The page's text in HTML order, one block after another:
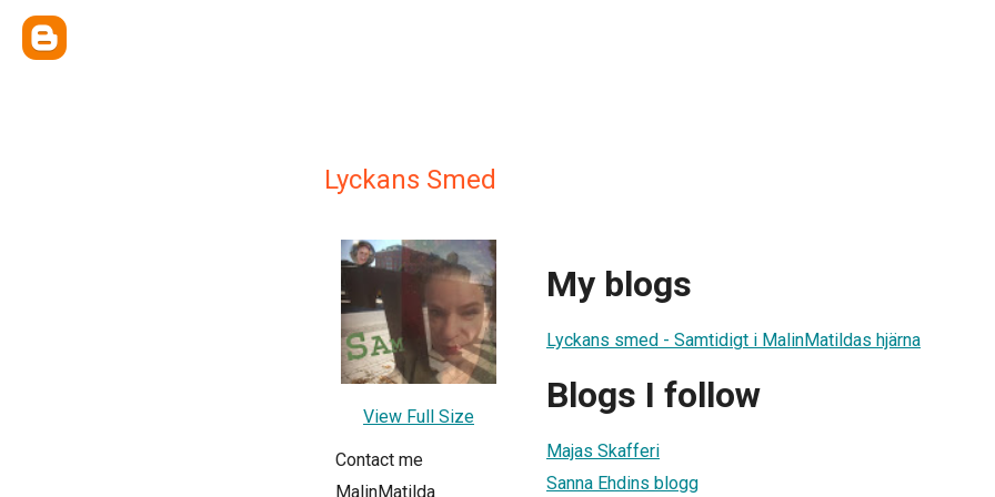
Lyckans Smed
View Full Size
Contact me
MalinMatilda
My blogs
Lyckans smed - Samtidigt i MalinMatildas hjärna
Blogs I follow
Majas Skafferi
Sanna Ehdins blogg